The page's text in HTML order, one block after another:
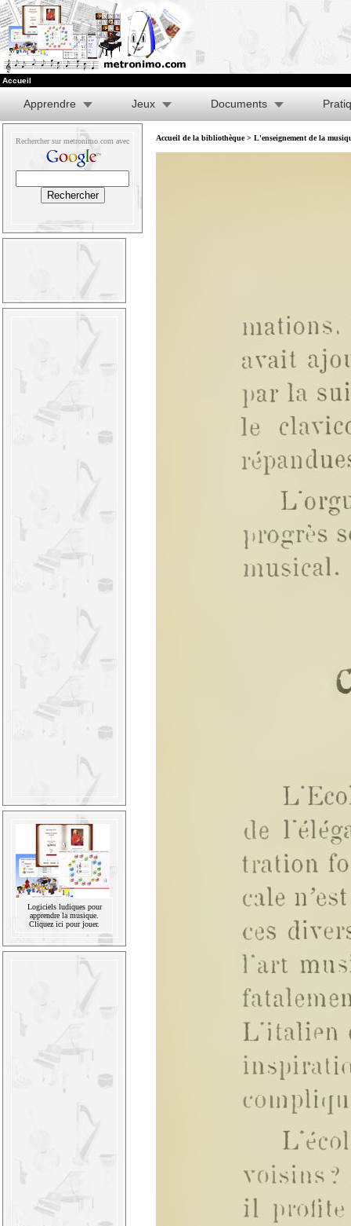
Accueil
Apprendre Jeux Documents
Rechercher sur metronimo.com avec
Logiciels ludiques pour
apprendre la musique.
Cliquez ici pour jouer.
Accueil de la bibliothèque> L'enseignement de la